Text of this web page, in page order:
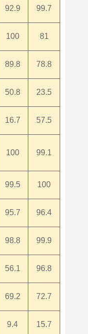
92.9 99.7
100 81
89.8 78.8
50.8 23.5
16.7 57.5
100 99.1
99.5 100
95.7 96.4
98.8 99.9
56.1 96.8
69.2 72.7
9.4 15.7